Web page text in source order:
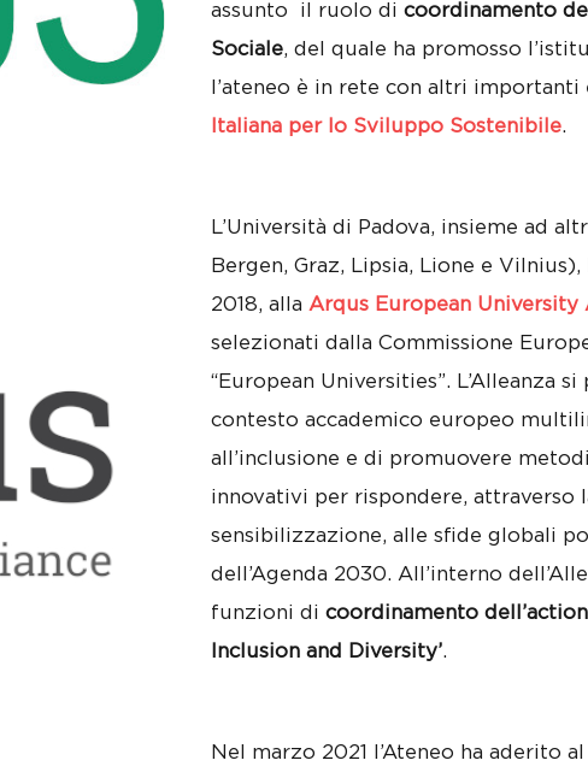
assunto il ruolo di coordinamento
Sociale, del quale ha promosso
l’ateneo è in rete con altri importanti
Italiana per lo Sviluppo Sostenibile.
L’Università di Padova, insieme ad
Bergen, Graz, Lipsia, Lione e
2018, alla Arqus European University
selezionati dalla Commissione
“European Universities”. L’Alleanza
contesto accademico europeo
all’inclusione e di promuovere
innovativi per rispondere, attraverso
sensibilizzazione, alle sfide globali
dell’Agenda 2030. All’interno
funzioni di coordinamento
Inclusion and Diversity’.
Nel marzo 2021 l’Ateneo ha aderito al